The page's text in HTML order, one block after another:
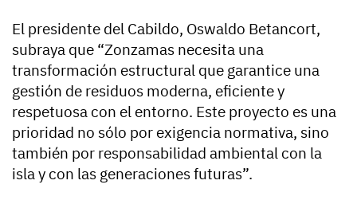
El presidente del Cabildo, Oswaldo Betancort,
subraya que “Zonzamas necesita una
transformación estructural que garantice una
gestión de residuos moderna, eficiente y
respetuosa con el entorno. Este proyecto es una
prioridad no sólo por exigencia normativa, sino
también por responsabilidad ambiental con la
isla y con las generaciones futuras”.